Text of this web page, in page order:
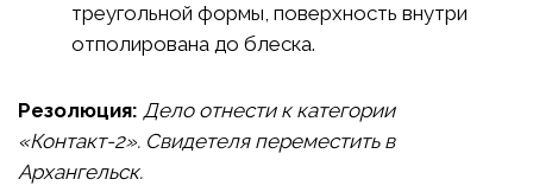
треугольной формы, поверхность внутри
отполирована до блеска.
Резолюция: Дело отнести к категории
«Контакт-2». Свидетеля переместить в
Архангельск.